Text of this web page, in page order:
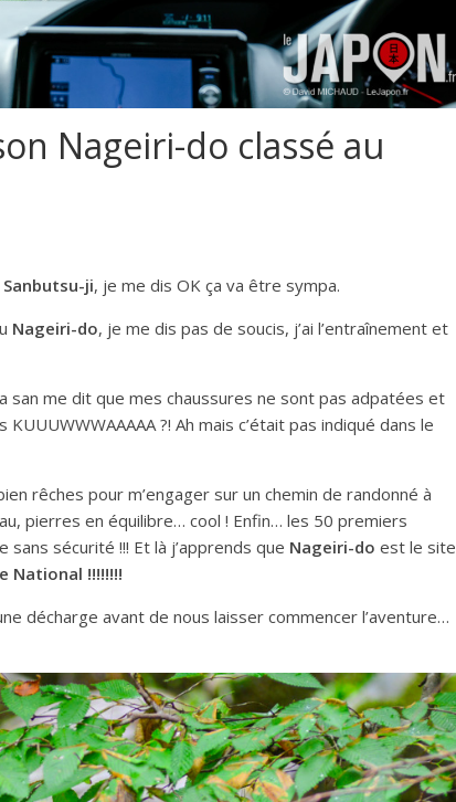
Nageiri-do classé au
ji, je me dis OK ça va être sympa.
Nageiri-do, je me dis pas de soucis, j’ai l’entraînement et
san me dit que mes chaussures ne sont pas adpatées et
KUUUWWWAAAAA ?! Ah mais c’était pas indiqué dans le
rêches pour m’engager sur un chemin de randonné à
pierres en équilibre… cool ! Enfin… les 50 premiers
sécurité !!! Et là j’apprends que Nageiri-do est le site
National !!!!!!!!
décharge avant de nous laisser commencer l’aventure…